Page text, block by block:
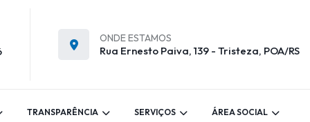
ONDE ESTAMOS
Rua Ernesto Paiva, 139 - Tristeza, POA/RS
TRANSPARÊNCIA SERVIÇOS ÁREA SOCIAL